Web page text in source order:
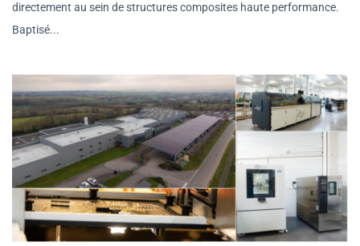
directement au sein de structures composites haute performance.
Baptisé...